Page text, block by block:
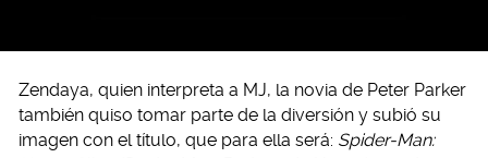
Zendaya, quien interpreta a MJ, la novia de Peter Parker
también quiso tomar parte de la diversión y subió su
imagen con el título, que para ella será: Spider-Man: